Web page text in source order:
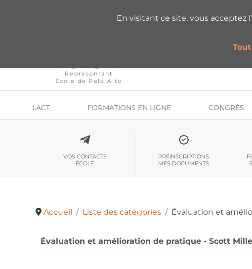
Représentant
École de Palo Alto
VOUS AVEZ DES
LACT FORMATIONS EN LIGNE CONGRÈS
VOS CONTACTS
ÉCOLE
PRÉINSCRIPTIONS
MES DOCUMENTS
Accueil Liste des catégories Évaluation et
Évaluation et amélioration de pratique - Scott
En visitant ce site, vous acceptez